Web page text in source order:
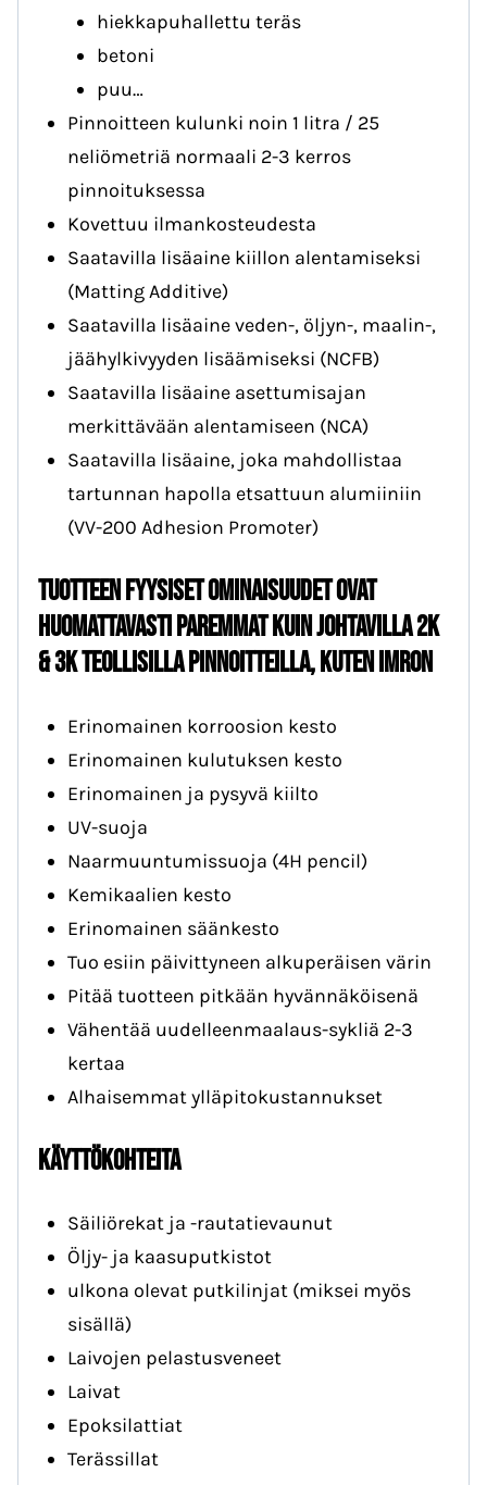
hiekkapuhallettu teräs
betoni
puu…
Pinnoitteen kulunki noin 1 litra / 25
neliömetriä normaali 2-3 kerros
pinnoituksessa
Kovettuu ilmankosteudesta
Saatavilla lisäaine kiillon alentamiseksi
(Matting Additive)
Saatavilla lisäaine veden-, öljyn-, maalin-,
jäähylkivyyden lisäämiseksi (NCFB)
Saatavilla lisäaine asettumisajan
merkittävään alentamiseen (NCA)
Saatavilla lisäaine, joka mahdollistaa
tartunnan hapolla etsattuun alumiiniin
(VV-200 Adhesion Promoter)
Tuotteen fyysiset ominaisuudet ovat
huomattavasti paremmat kuin johtavilla 2K
& 3K teollisilla pinnoitteilla, kuten Imron
Erinomainen korroosion kesto
Erinomainen kulutuksen kesto
Erinomainen ja pysyvä kiilto
UV-suoja
Naarmuuntumissuoja (4H pencil)
Kemikaalien kesto
Erinomainen säänkesto
Tuo esiin päivittyneen alkuperäisen värin
Pitää tuotteen pitkään hyvännäköisenä
Vähentää uudelleenmaalaus-sykliä 2-3
kertaa
Alhaisemmat ylläpitokustannukset
Käyttökohteita
Säiliörekat ja -rautatievaunut
Öljy- ja kaasuputkistot
ulkona olevat putkilinjat (miksei myös
sisällä)
Laivojen pelastusveneet
Laivat
Epoksilattiat
Terässillat